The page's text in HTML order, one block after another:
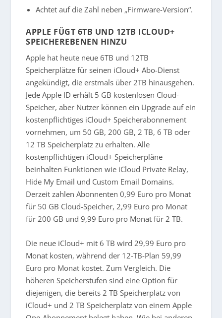
Achtet auf die Zahl neben „Firmware-Version“.
APPLE FÜGT 6TB UND 12TB ICLOUD+
SPEICHEREBENEN HINZU
Apple hat heute neue 6TB und 12TB
Speicherplätze für seinen iCloud+ Abo-Dienst
angekündigt, die erstmals über 2TB hinausgehen.
Jede Apple ID erhält 5 GB kostenlosen Cloud-
Speicher, aber Nutzer können ein Upgrade auf ein
kostenpflichtiges iCloud+ Speicherabonnement
vornehmen, um 50 GB, 200 GB, 2 TB, 6 TB oder
12 TB Speicherplatz zu erhalten. Alle
kostenpflichtigen iCloud+ Speicherpläne
beinhalten Funktionen wie iCloud Private Relay,
Hide My Email und Custom Email Domains.
Derzeit zahlen Abonnenten 0,99 Euro pro Monat
für 50 GB Cloud-Speicher, 2,99 Euro pro Monat
für 200 GB und 9,99 Euro pro Monat für 2 TB.
Die neue iCloud+ mit 6 TB wird 29,99 Euro pro
Monat kosten, während der 12-TB-Plan 59,99
Euro pro Monat kostet. Zum Vergleich. Die
höheren Speicherstufen sind eine Option für
diejenigen, die bereits 2 TB Speicherplatz von
iCloud+ und 2 TB Speicherplatz von einem Apple